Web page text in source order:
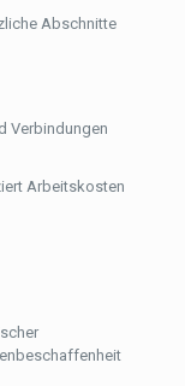
Abschnitte
Verbindungen
Arbeitskosten